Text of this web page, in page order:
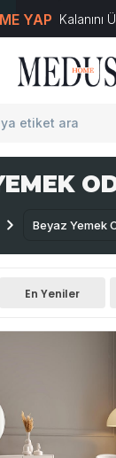
YAP Kalanını
Beyaz Yemek
En Yeniler
E-Ticaret Sistemleriyle